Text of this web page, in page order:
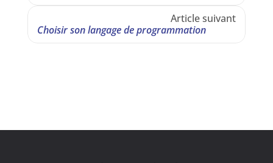
Article suivant
Choisir son langage de programmation